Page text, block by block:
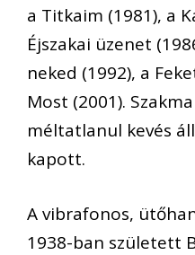
a Titkaim (1981), a
Éjszakai üzenet
neked (1992), a
Most (2001).
méltatlanul kevés
kapott.
A vibrafonos,
1938-ban született